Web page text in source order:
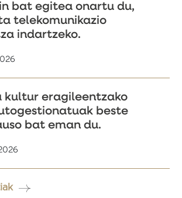
bat egitea onartu du,
telekomunikazio
indartzeko.
kultur eragileentzako
beste
bat eman du.